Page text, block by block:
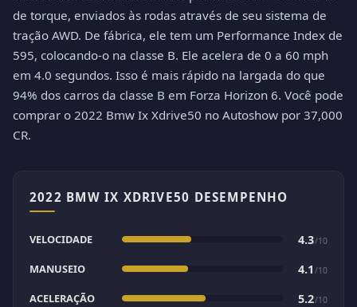
de torque, enviados às rodas através de seu sistema de
tração AWD. De fábrica, ele tem um Performance Index de
595, colocando-o na classe B. Ele acelera de 0 a 60 mph
em 4.0 segundos. Isso é mais rápido na largada do que
94% dos carros da classe B em Forza Horizon 6. Você pode
comprar o 2022 Bmw Ix Xdrive50 no Autoshow por 37,000
CR.
2022 BMW IX XDRIVE50 DESEMPENHO
VELOCIDADE 4.3/10
MANUSEIO 4.1 /10
ACELERAÇÃO 5.2/10